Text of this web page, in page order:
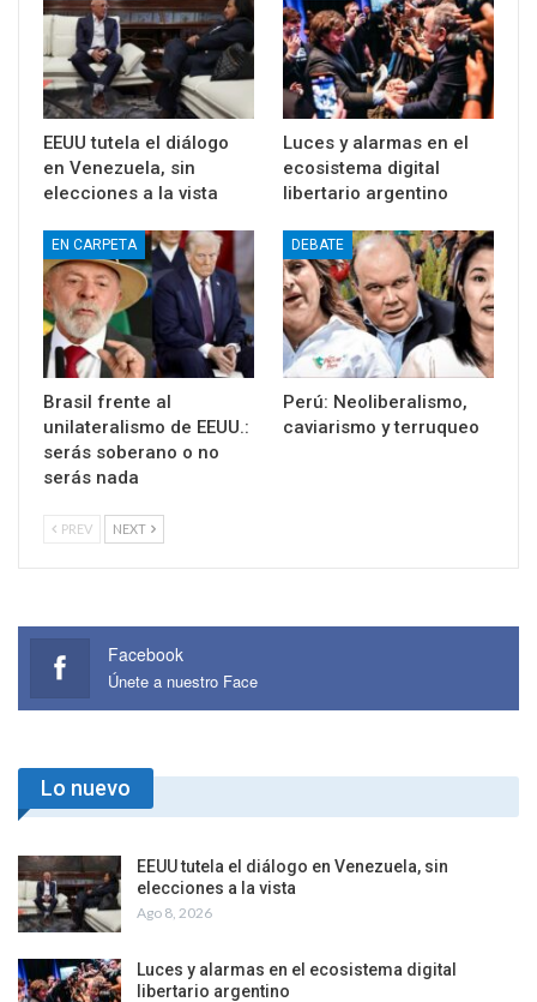
EEUU tutela el diálogo
en Venezuela, sin
elecciones a la vista
Luces y alarmas en el
ecosistema digital
libertario argentino
EN CARPETA
Brasil frente al
unilateralismo de EEUU.:
serás soberano o no
serás nada
DEBATE
Perú: Neoliberalismo,
caviarismo y terruqueo
PREV NEXT
Facebook
Únete a nuestro Face
Lo nuevo
EEUU tutela el diálogo en Venezuela, sin
elecciones a la vista
Ago 8, 2026
Luces y alarmas en el ecosistema digital
libertario argentino